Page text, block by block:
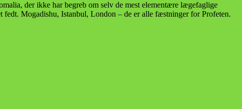
der ikke har begreb om selv de mest elementære lægefaglige
Mogadishu, Istanbul, London – de er alle fæstninger for Profeten.